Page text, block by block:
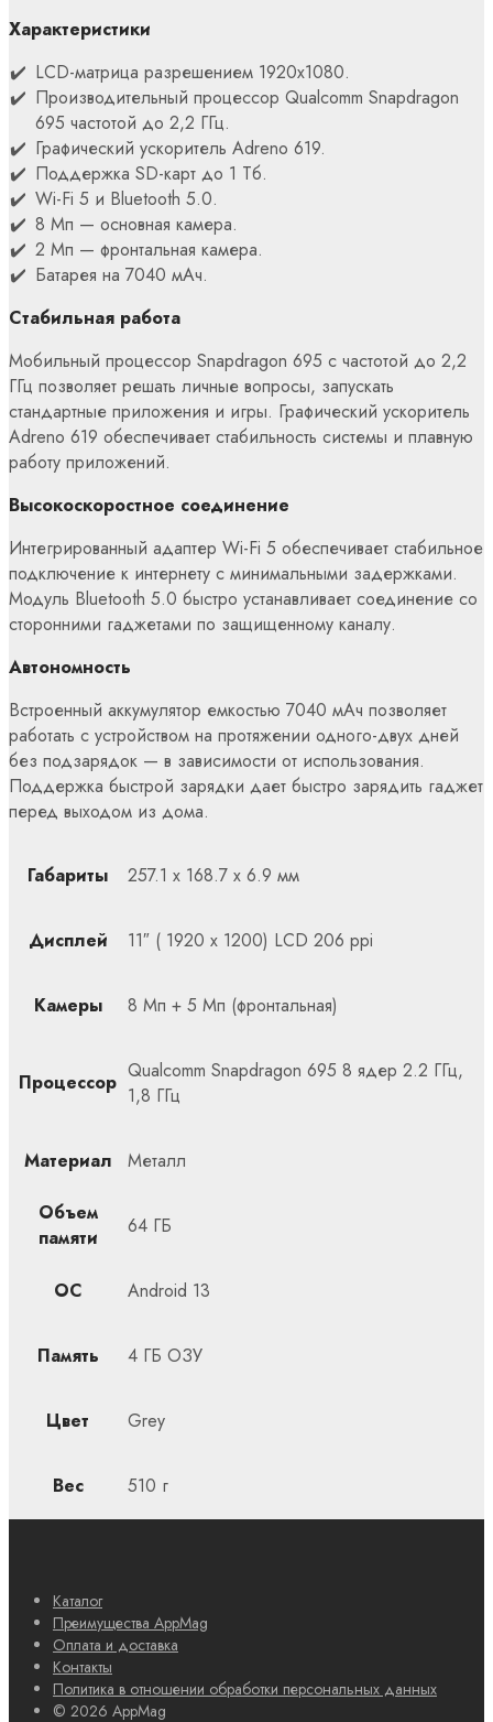
Характеристики
LCD-матрица разрешением 1920х1080.
Производительный процессор Qualcomm Snapdragon
695 частотой до 2,2 ГГц.
Графический ускоритель Adreno 619.
Поддержка SD-карт до 1 Тб.
Wi-Fi 5 и Bluetooth 5.0.
8 Мп — основная камера.
2 Мп — фронтальная камера.
Батарея на 7040 мАч.
Стабильная работа
Мобильный процессор Snapdragon 695 с частотой до 2,2
ГГц позволяет решать личные вопросы, запускать
стандартные приложения и игры. Графический ускоритель
Adreno 619 обеспечивает стабильность системы и плавную
работу приложений.
Высокоскоростное соединение
Интегрированный адаптер Wi-Fi 5 обеспечивает стабильное
подключение к интернету с минимальными задержками.
Модуль Bluetooth 5.0 быстро устанавливает соединение со
сторонними гаджетами по защищенному каналу.
Автономность
Встроенный аккумулятор емкостью 7040 мАч позволяет
работать с устройством на протяжении одного-двух дней
без подзарядок — в зависимости от использования.
Поддержка быстрой зарядки дает быстро зарядить гаджет
перед выходом из дома.
Габариты 257.1 х 168.7 х 6.9 мм
Дисплей 11″ ( 1920 x 1200) LCD 206 ppi
Камеры 8 Мп + 5 Мп (фронтальная)
Процессор Qualcomm Snapdragon 695 8 ядер 2.2 ГГц,
1,8 ГГц
Материал Металл
Объем
памяти
64 ГБ
ОС Android 13
Память 4 ГБ ОЗУ
Цвет Grey
Вес 510 г
Каталог
Преимущества AppMag
Оплата и доставка
Контакты
Политика в отношении обработки персональных данных
© 2026 AppMag